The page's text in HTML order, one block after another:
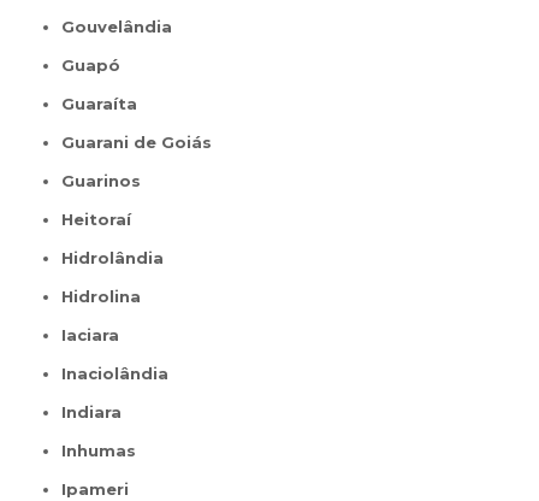
Gouvelândia
Guapó
Guaraíta
Guarani de Goiás
Guarinos
Heitoraí
Hidrolândia
Hidrolina
Iaciara
Inaciolândia
Indiara
Inhumas
Ipameri